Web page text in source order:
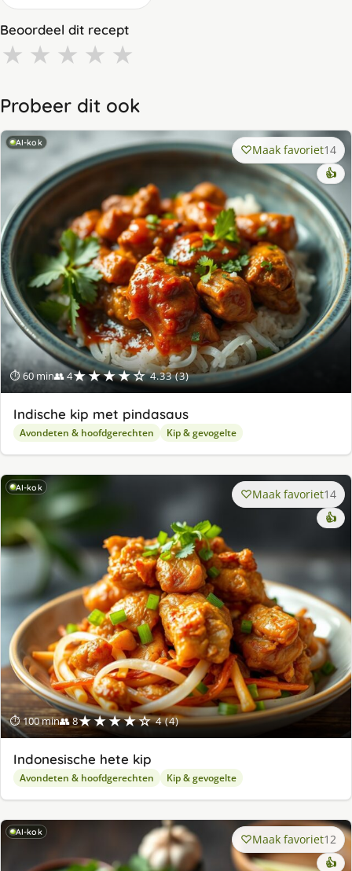
Beoordeel dit recept
★ ★ ★ ★ ★
Probeer dit ook
AI-kok
⏱ 60 min👥 4★★★★☆ 4.33 (3)
Maak favoriet14
👍
Indische kip met pindasaus
Avondeten & hoofdgerechten Kip & gevogelte
AI-kok
⏱ 100 min👥 8★★★★☆ 4 (4)
Maak favoriet14
👍
Indonesische hete kip
Avondeten & hoofdgerechten Kip & gevogelte
AI-kok Maak favoriet12
👍